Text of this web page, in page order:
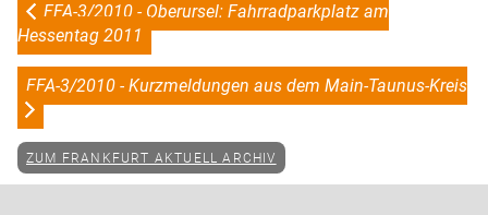
FFA-3/2010 - Oberursel: Fahrradparkplatz am
Hessentag 2011
FFA-3/2010 - Kurzmeldungen aus dem Main-Taunus-Kreis
ZUM FRANKFURT AKTUELL ARCHIV